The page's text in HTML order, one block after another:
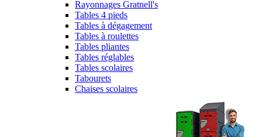
Rayonnages Gratnell's
Tables 4 pieds
Tables à dégagement
Tables à roulettes
Tables pliantes
Tables réglables
Tables scolaires
Tabourets
Chaises scolaires